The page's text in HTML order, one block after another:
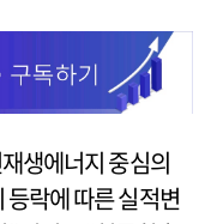
생에너지 중심의
락에 따른 실적변